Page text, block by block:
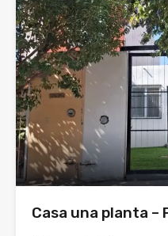
Casa una planta –